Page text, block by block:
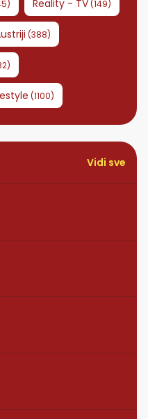
) Reality - TV(149)
(388)
)
(1100)
Vidi sve